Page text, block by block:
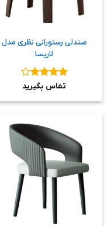
صندلی رستورانی نظری مدل
لاریسا
نمره ۴
تماس بگیرید